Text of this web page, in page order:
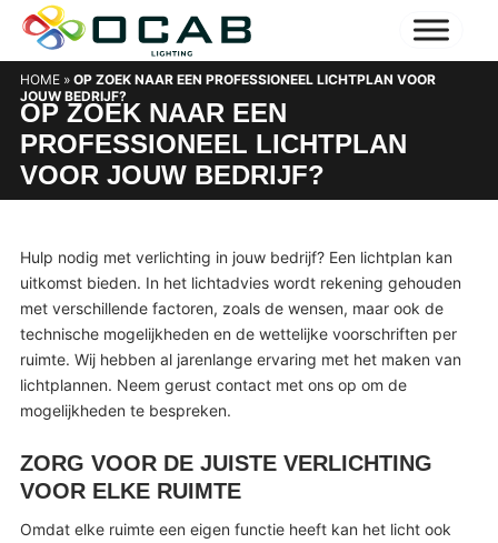
HOME» OP ZOEK NAAR EEN PROFESSIONEEL LICHTPLAN VOOR
JOUW BEDRIJF?
OP ZOEK NAAR EEN
PROFESSIONEEL LICHTPLAN
VOOR JOUW BEDRIJF?
Hulp nodig met verlichting in jouw bedrijf? Een lichtplan kan
uitkomst bieden. In het lichtadvies wordt rekening gehouden
met verschillende factoren, zoals de wensen, maar ook de
technische mogelijkheden en de wettelijke voorschriften per
ruimte. Wij hebben al jarenlange ervaring met het maken van
lichtplannen. Neem gerust contact met ons op om de
mogelijkheden te bespreken.
ZORG VOOR DE JUISTE VERLICHTING
VOOR ELKE RUIMTE
Omdat elke ruimte een eigen functie heeft kan het licht ook